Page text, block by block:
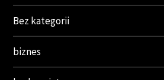
Bez kategorii
biznes